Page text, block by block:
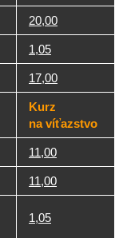
20,00
1,05
17,00
Kurz
na víťazstvo
11,00
11,00
1,05